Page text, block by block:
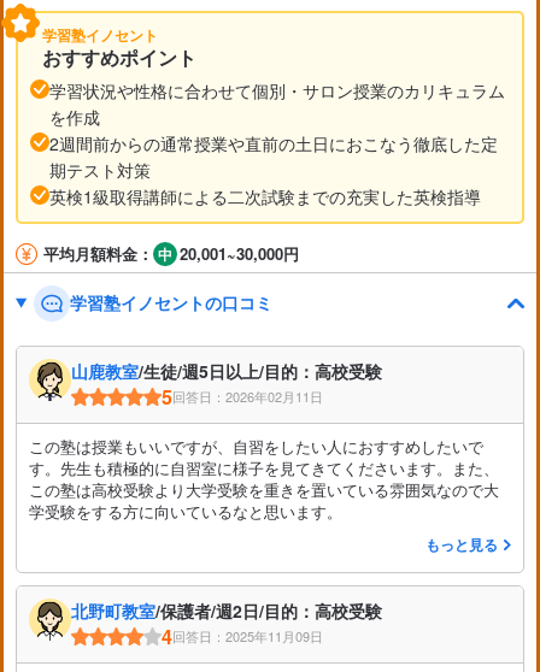
学習塾イノセント
おすすめポイント
学習状況や性格に合わせて個別・サロン授業のカリキュラム
を作成
2週間前からの通常授業や直前の土日におこなう徹底した定
期テスト対策
英検1級取得講師による二次試験までの充実した英検指導
平均月額料金： 20,001~30,000円
学習塾イノセントの口コミ
山鹿教室/生徒/週5日以上/目的：高校受験
5回答日：2026年02月11日
この塾は授業もいいですが、自習をしたい人におすすめしたいで
す。先生も積極的に自習室に様子を見てきてくださいます。また、
この塾は高校受験より大学受験を重きを置いている雰囲気なので大
学受験をする方に向いているなと思います。
もっと見る
北野町教室/保護者/週2日/目的：高校受験
4回答日：2025年11月09日